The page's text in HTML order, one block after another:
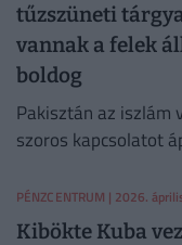
tűzszüneti
vannak a felek
boldog
Pakisztán az
szoros kapcsolatot
PÉNZCENTRUM | 2026.
Kibökte Kuba